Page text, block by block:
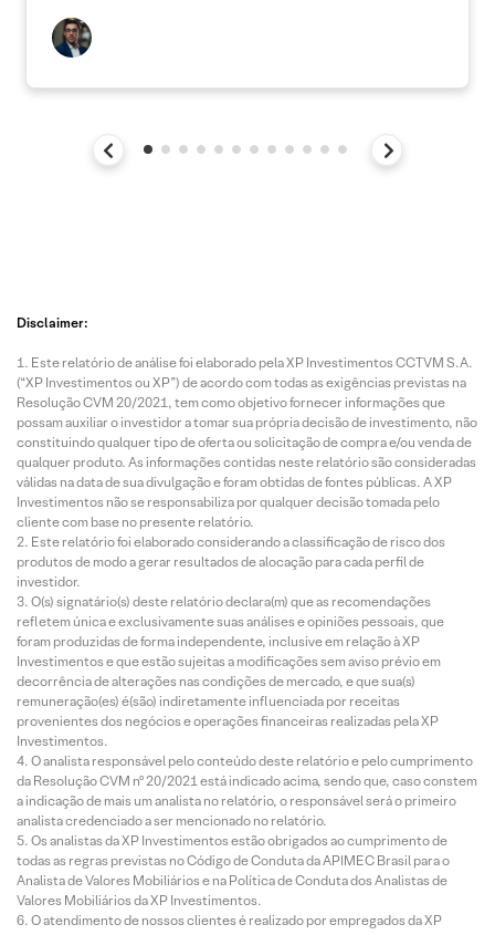
Disclaimer:
Este relatório de análise foi elaborado pela XP Investimentos CCTVM S.A.
(“XP Investimentos ou XP”) de acordo com todas as exigências previstas na
Resolução CVM 20/2021, tem como objetivo fornecer informações que
possam auxiliar o investidor a tomar sua própria decisão de investimento, não
constituindo qualquer tipo de oferta ou solicitação de compra e/ou venda de
qualquer produto. As informações contidas neste relatório são consideradas
válidas na data de sua divulgação e foram obtidas de fontes públicas. A XP
Investimentos não se responsabiliza por qualquer decisão tomada pelo
cliente com base no presente relatório.
Este relatório foi elaborado considerando a classificação de risco dos
produtos de modo a gerar resultados de alocação para cada perfil de
investidor.
O(s) signatário(s) deste relatório declara(m) que as recomendações
refletem única e exclusivamente suas análises e opiniões pessoais, que
foram produzidas de forma independente, inclusive em relação à XP
Investimentos e que estão sujeitas a modificações sem aviso prévio em
decorrência de alterações nas condições de mercado, e que sua(s)
remuneração(es) é(são) indiretamente influenciada por receitas
provenientes dos negócios e operações financeiras realizadas pela XP
Investimentos.
O analista responsável pelo conteúdo deste relatório e pelo cumprimento
da Resolução CVM nº 20/2021 está indicado acima, sendo que, caso constem
a indicação de mais um analista no relatório, o responsável será o primeiro
analista credenciado a ser mencionado no relatório.
Os analistas da XP Investimentos estão obrigados ao cumprimento de
todas as regras previstas no Código de Conduta da APIMEC Brasil para o
Analista de Valores Mobiliários e na Política de Conduta dos Analistas de
Valores Mobiliários da XP Investimentos.
O atendimento de nossos clientes é realizado por empregados da XP